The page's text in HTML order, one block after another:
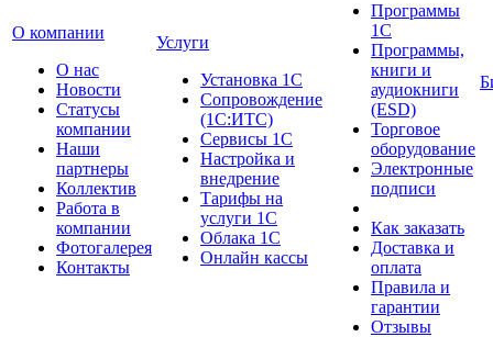
О компании
О нас
Новости
Cтатусы
компании
Наши
партнеры
Коллектив
Работа в
компании
Фотогалерея
Контакты
Услуги
Установка 1С
Сопровождение
(1С:ИТС)
Сервисы 1С
Настройка и
внедрение
Тарифы на
услуги 1С
Облака 1С
Онлайн кассы
Программы
1С
Программы,
книги и
аудиокниги
(ESD)
Торговое
оборудование
Электронные
подписи
Как заказать
Доставка и
оплата
Правила и
гарантии
Отзывы